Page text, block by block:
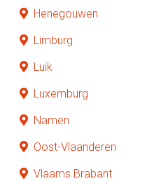
Henegouwen
Limburg
Luik
Luxemburg
Namen
Oost-Vlaanderen
Vlaams Brabant